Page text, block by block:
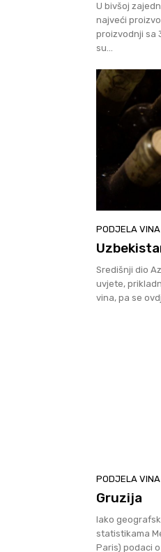
U bivšoj
najveći
proizvodnji sa
su...
PODJELA VINA
Središnji dio
uvjete,
vina, pa se
PODJELA VINA
Gruzija
Iako
statistikama
Paris) podaci